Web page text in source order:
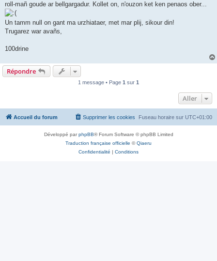
roll-mañ goude ar bellgargadur. Kollet on, n'ouzon ket ken penaos ober...
Un tamm null on gant ma urzhiataer, met mar plij, sikour din!
Trugarez war avañs,
100drine
Répondre
1 message • Page 1 sur 1
Aller
Accueil du forum Fuseau horaire sur UTC+01:00
Supprimer les cookies
Développé parphpBB® Forum Software © phpBB Limited
Traduction française officielle ©Qiaeru
Confidentialité | Conditions